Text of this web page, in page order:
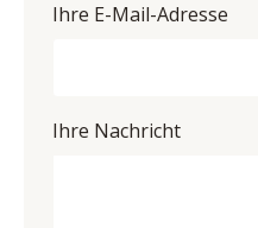
Ihre E-Mail-Adresse
Ihre Nachricht